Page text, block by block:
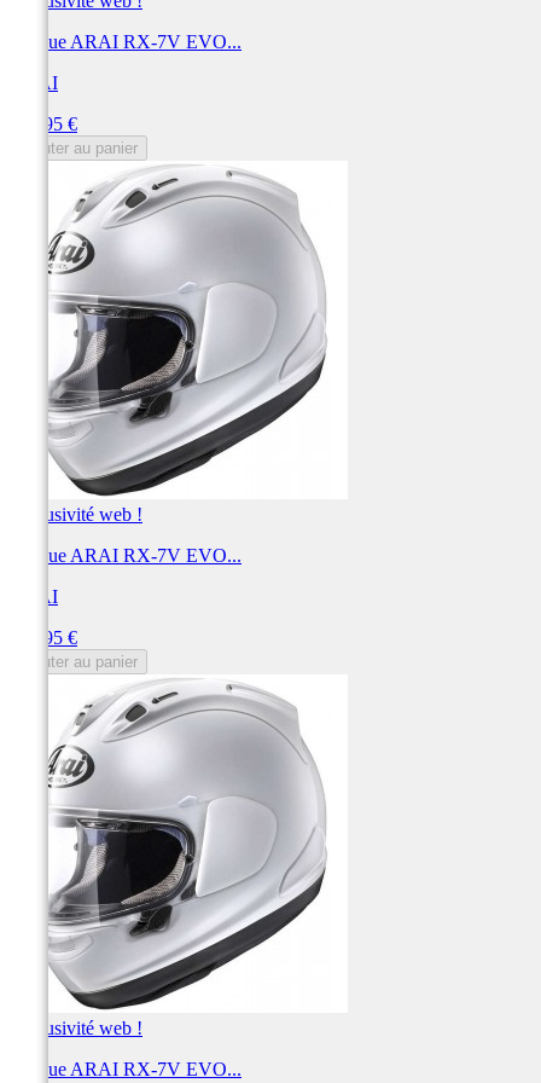
Casque ARAI RX-7V EVO...
ARAI
999,95 €
Ajouter au panier
Exclusivité web !
Casque ARAI RX-7V EVO...
ARAI
999,95 €
Ajouter au panier
Exclusivité web !
Casque ARAI RX-7V EVO...